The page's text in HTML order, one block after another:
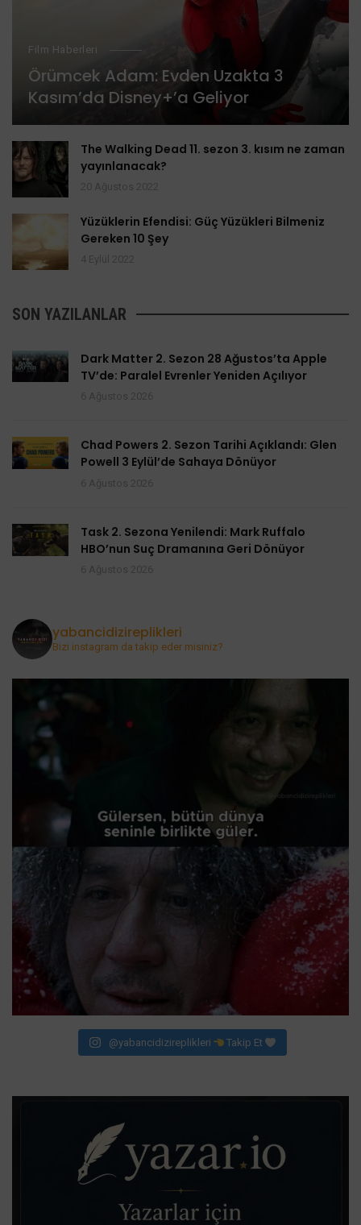
Film Haberleri
Örümcek Adam: Evden Uzakta 3
Kasım’da Disney+’a Geliyor
The Walking Dead 11. sezon 3. kısım ne zaman
yayınlanacak?
Yüzüklerin Efendisi: Güç Yüzükleri Bilmeniz
Gereken 10 Şey
SON YAZILANLAR
Dark Matter 2. Sezon 28 Ağustos’ta Apple
TV’de: Paralel Evrenler Yeniden Açılıyor
Chad Powers 2. Sezon Tarihi Açıklandı: Glen
Powell 3 Eylül’de Sahaya Dönüyor
Task 2. Sezona Yenilendi: Mark Ruffalo
HBO’nun Suç Dramanına Geri Dönüyor
yabancidizireplikleri
Bizi instagram da takip eder misiniz?
@yabancidizireplikleri Takip Et